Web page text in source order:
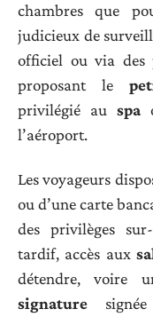
chambres que
judicieux de
officiel ou via des
proposant le
privilégié auspa
l’aéroport.
Les voyageurs
ou d’une carte
des privilèges
tardif, accès aux
détendre, voire
signature